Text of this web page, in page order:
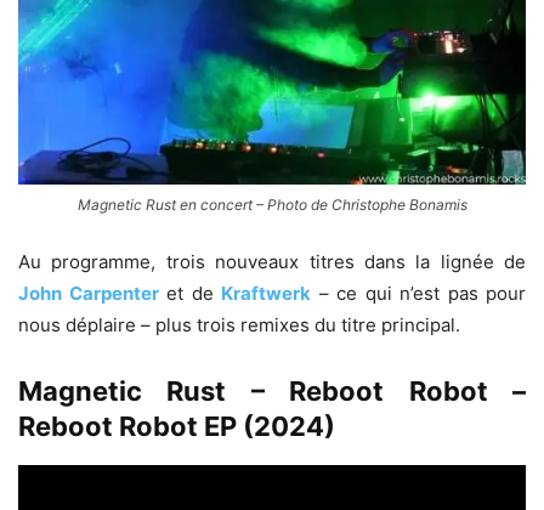
Magnetic Rust en concert – Photo de Christophe Bonamis
Au programme, trois nouveaux titres dans la lignée de
John Carpenter et de Kraftwerk – ce qui n’est pas pour
nous déplaire – plus trois remixes du titre principal.
Magnetic Rust – Reboot Robot –
Reboot Robot EP (2024)